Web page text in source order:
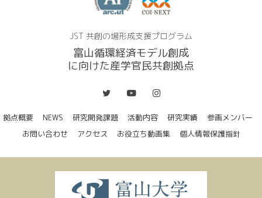
JST 共創の場形成支援プログラム
富山循環経済モデル創成
に向けた産学官民共創拠点
拠点概要 NEWS 研究開発課題 活動内容 研究実績
参画メンバー
お問い合わせ
アクセス お役立ち動画集 個人情報保護指針